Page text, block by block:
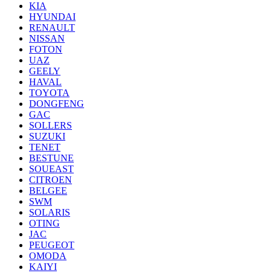
KIA
HYUNDAI
RENAULT
NISSAN
FOTON
UAZ
GEELY
HAVAL
TOYOTA
DONGFENG
GAC
SOLLERS
SUZUKI
TENET
BESTUNE
SOUEAST
CITROEN
BELGEE
SWM
SOLARIS
OTING
JAC
PEUGEOT
OMODA
KAIYI